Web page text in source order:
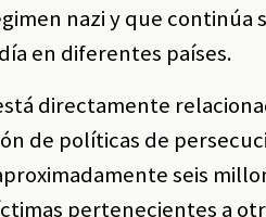
nazi y que continúa
en diferentes países.
directamente
de políticas de
seis
pertenecientes a